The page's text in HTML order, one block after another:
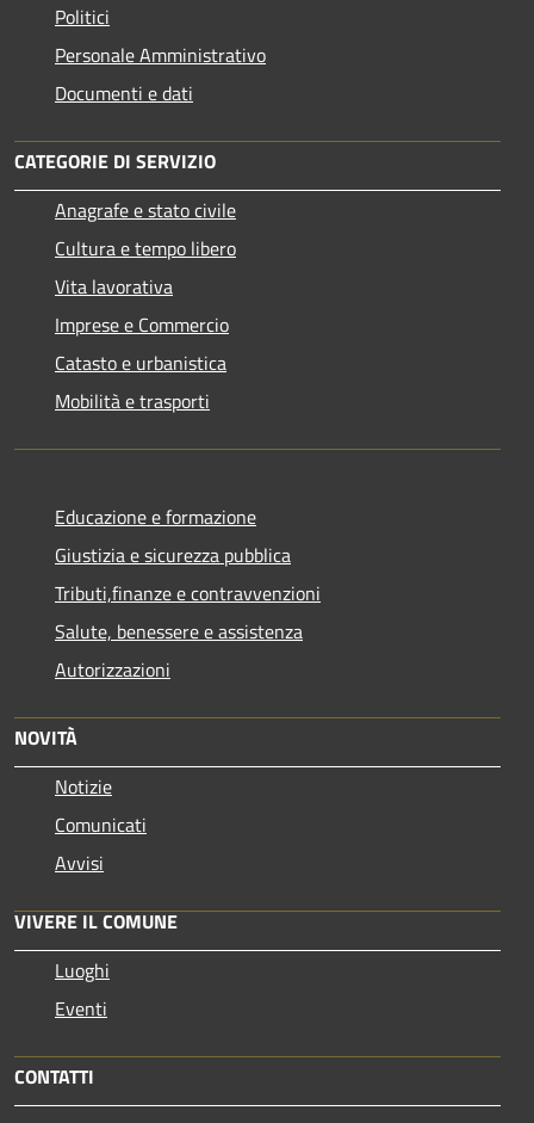
Politici
Personale Amministrativo
Documenti e dati
CATEGORIE DI SERVIZIO
Anagrafe e stato civile
Cultura e tempo libero
Vita lavorativa
Imprese e Commercio
Catasto e urbanistica
Mobilità e trasporti
Educazione e formazione
Giustizia e sicurezza pubblica
Tributi,finanze e contravvenzioni
Salute, benessere e assistenza
Autorizzazioni
NOVITÀ
Notizie
Comunicati
Avvisi
VIVERE IL COMUNE
Luoghi
Eventi
CONTATTI